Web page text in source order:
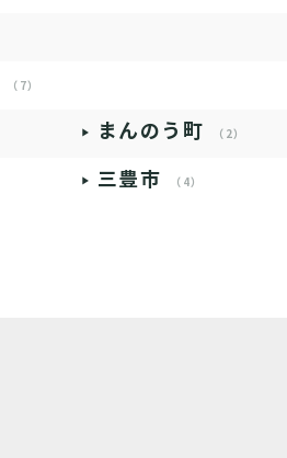
（7）
まんのう町 （2）
三豊市 （4）